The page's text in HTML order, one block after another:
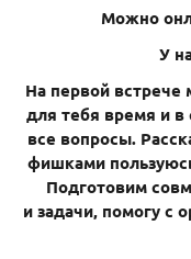
Можно
У
На первой
для тебя время и в
все вопросы.
фишками
Подготовим
и задачи, помогу с